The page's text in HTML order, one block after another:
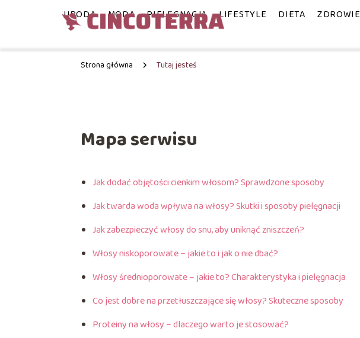
URODA MODA PIELĘGNACJA LIFESTYLE DIETA ZDROWIE
Strona główna Tutaj jesteś
Mapa serwisu
Jak dodać objętości cienkim włosom? Sprawdzone sposoby
Jak twarda woda wpływa na włosy? Skutki i sposoby pielęgnacji
Jak zabezpieczyć włosy do snu, aby uniknąć zniszczeń?
Włosy niskoporowate – jakie to i jak o nie dbać?
Włosy średnioporowate – jakie to? Charakterystyka i pielęgnacja
Co jest dobre na przetłuszczające się włosy? Skuteczne sposoby
Proteiny na włosy – dlaczego warto je stosować?